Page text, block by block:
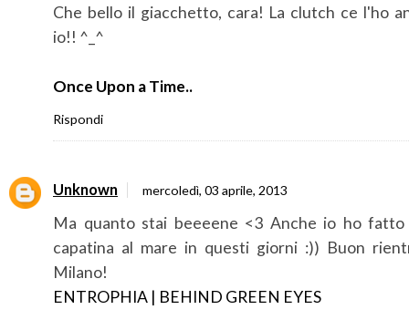
Che bello il giacchetto, cara! La clutch ce l'ho
io!! ^_^
Once Upon a Time..
Rispondi
Unknown mercoledì, 03 aprile, 2013
Ma quanto stai beeeene <3 Anche io ho fatto
capatina al mare in questi giorni :)) Buon
Milano!
ENTROPHIA | BEHIND GREEN EYES